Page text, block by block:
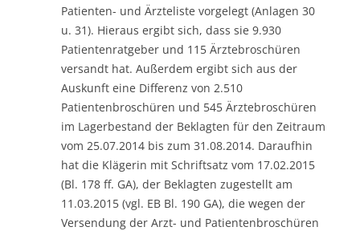
Patienten- und Ärzteliste vorgelegt (Anlagen 30
u. 31). Hieraus ergibt sich, dass sie 9.930
Patientenratgeber und 115 Ärztebroschüren
versandt hat. Außerdem ergibt sich aus der
Auskunft eine Differenz von 2.510
Patientenbroschüren und 545 Ärztebroschüren
im Lagerbestand der Beklagten für den Zeitraum
vom 25.07.2014 bis zum 31.08.2014. Daraufhin
hat die Klägerin mit Schriftsatz vom 17.02.2015
(Bl. 178 ff. GA), der Beklagten zugestellt am
11.03.2015 (vgl. EB Bl. 190 GA), die wegen der
Versendung der Arzt- und Patientenbroschüren